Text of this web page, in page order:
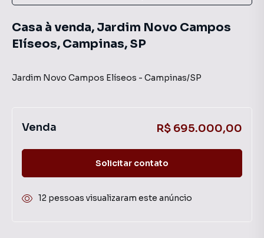
Casa à venda, Jardim Novo Campos
Elíseos, Campinas, SP
Jardim Novo Campos Elíseos - Campinas/SP
Venda R$ 695.000,00
Solicitar contato
12 pessoas visualizaram este anúncio